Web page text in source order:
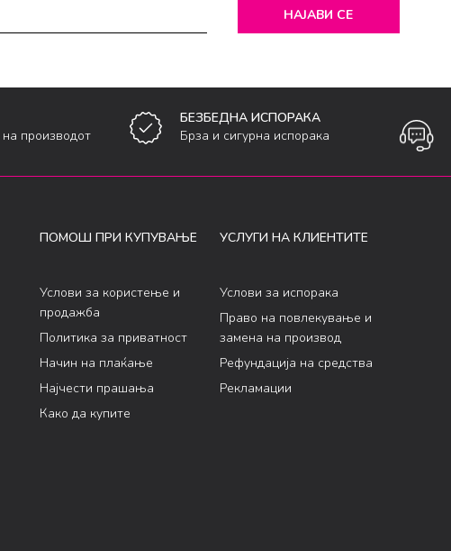
НАЈАВИ СЕ
производот
БЕЗБЕДНА ИСПОРАКА
Брза и сигурна испорака
ПОМОШ ПРИ КУПУВАЊЕ
Услови за користење и
продажба
Политика за приватност
Начин на плаќање
Најчести прашања
Како да купите
УСЛУГИ НА КЛИЕНТИТЕ
Услови за испорака
Право на повлекување и
замена на производ
Рефундација на средства
Рекламации